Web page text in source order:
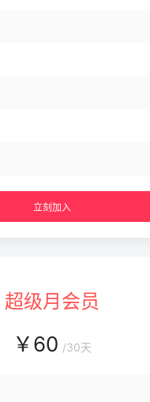
立刻加入
超级月会员
￥60 /30天